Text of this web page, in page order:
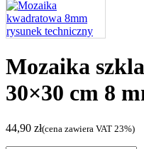
Mozaika
30×30 cm 8
44,90 zł(cena zawiera VAT 23%)